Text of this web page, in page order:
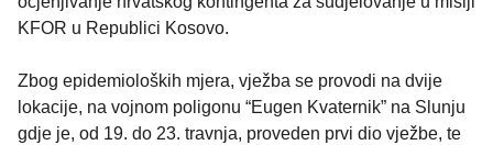
KFOR u Republici Kosovo.
Zbog epidemioloških mjera, vježba se provodi na dvije
lokacije, na vojnom poligonu “Eugen Kvaternik” na Slunju
gdje je, od 19. do 23. travnja, proveden prvi dio vježbe, te